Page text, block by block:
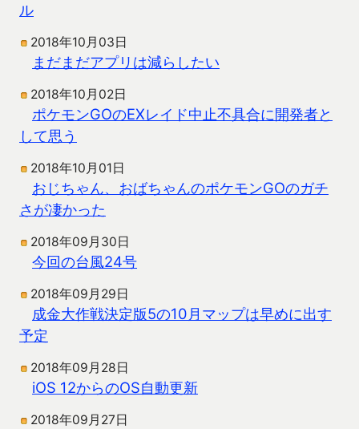
ル
2018年10月03日
まだまだアプリは減らしたい
2018年10月02日
ポケモンGOのEXレイド中止不具合に開発者と
して思う
2018年10月01日
おじちゃん、おばちゃんのポケモンGOのガチ
さが凄かった
2018年09月30日
今回の台風24号
2018年09月29日
成金大作戦決定版5の10月マップは早めに出す
予定
2018年09月28日
iOS 12からのOS自動更新
2018年09月27日